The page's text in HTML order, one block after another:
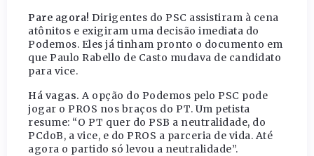
Pare agora! Dirigentes do PSC assistiram à cena
atônitos e exigiram uma decisão imediata do
Podemos. Eles já tinham pronto o documento em
que Paulo Rabello de Casto mudava de candidato
para vice.
Há vagas. A opção do Podemos pelo PSC pode
jogar o PROS nos braços do PT. Um petista
resume: “O PT quer do PSB a neutralidade, do
PCdoB, a vice, e do PROS a parceria de vida. Até
agora o partido só levou a neutralidade”.